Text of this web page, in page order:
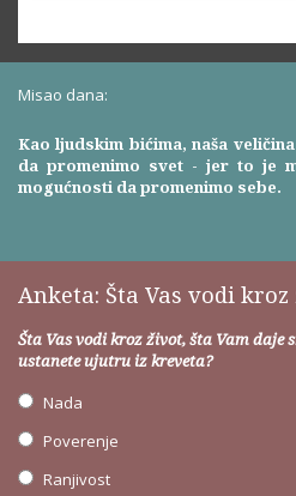
Misao dana:
Kao ljudskim bićima, naša
da promenimo svet - jer to je
mogućnosti da promenimo sebe.
Anketa: Šta Vas vodi kroz
Šta Vas vodi kroz život, šta Vam daje
ustanete ujutru iz kreveta?
Nada
Poverenje
Ranjivost